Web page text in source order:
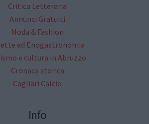
Critica Letteraria
Annunci Gratuiti
Moda & Fashion
ed Enogastronomia
e cultura in Abruzzo
Cronaca storica
Cagliari Calcio
Info